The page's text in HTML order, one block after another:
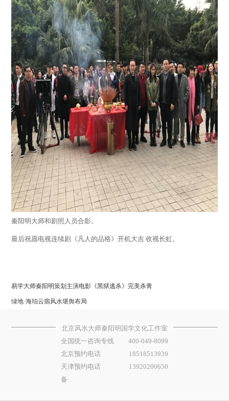
秦阳明大师和剧照人员合影。
最后祝愿电视连续剧《凡人的品格》开机大吉 收视长虹。
易学大师秦阳明策划主演电影《黑狱逃杀》完美杀青
绿地·海珀云翡风水堪舆布局
北京风水大师秦阳明国学文化工作室
全国统一咨询专线
400-049-8099
北京预约电话
18518513939
天津预约电话
13920200650
备